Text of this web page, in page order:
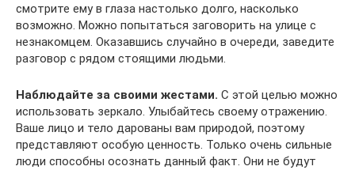
смотрите ему в глаза настолько долго, насколько
возможно. Можно попытаться заговорить на улице с
незнакомцем. Оказавшись случайно в очереди, заведите
разговор с рядом стоящими людьми.
Наблюдайте за своими жестами. С этой целью можно
использовать зеркало. Улыбайтесь своему отражению.
Ваше лицо и тело дарованы вам природой, поэтому
представляют особую ценность. Только очень сильные
люди способны осознать данный факт. Они не будут